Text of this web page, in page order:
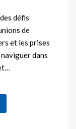
défis
de
et les prises
dans